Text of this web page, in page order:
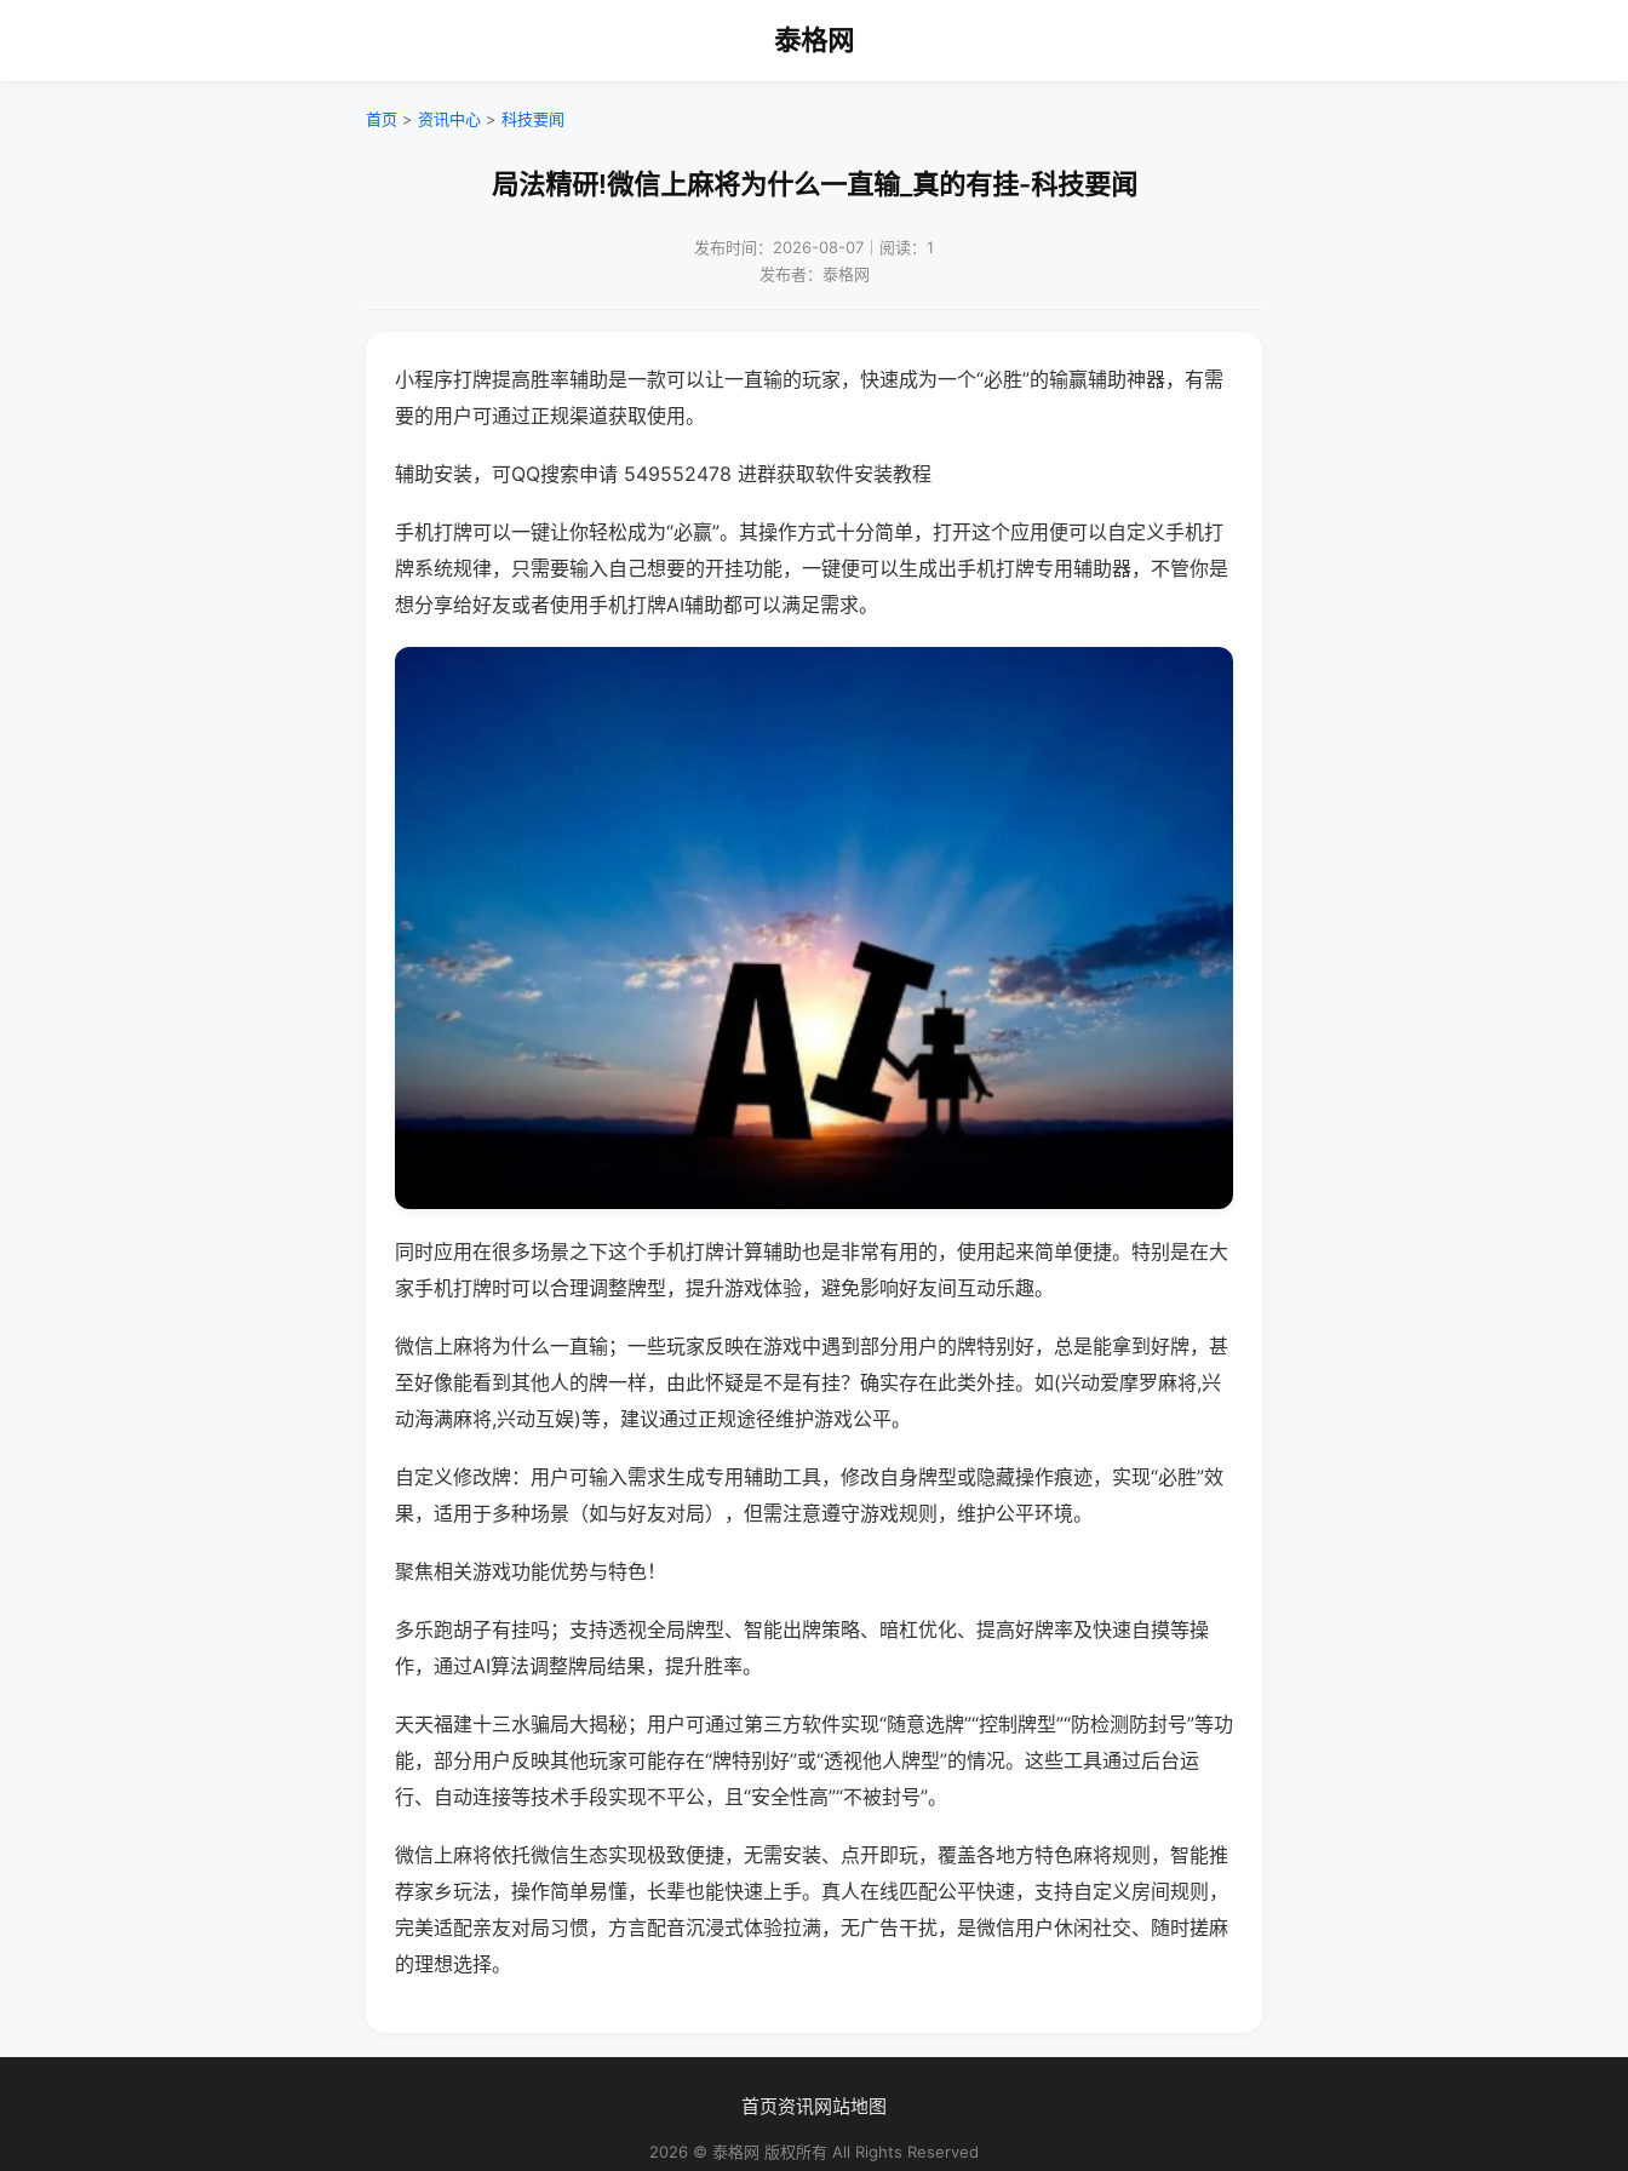
泰格网
首页 > 资讯中心 > 科技要闻
局法精研!微信上麻将为什么一直输_真的有挂-科技要闻
发布时间：2026-08-07｜阅读：1
发布者：泰格网
小程序打牌提高胜率辅助是一款可以让一直输的玩家，快速成为一个“必胜”的输赢辅助神器，有需
要的用户可通过正规渠道获取使用。
辅助安装，可QQ搜索申请 549552478 进群获取软件安装教程
手机打牌可以一键让你轻松成为“必赢”。其操作方式十分简单，打开这个应用便可以自定义手机打
牌系统规律，只需要输入自己想要的开挂功能，一键便可以生成出手机打牌专用辅助器，不管你是
想分享给好友或者使用手机打牌AI辅助都可以满足需求。
同时应用在很多场景之下这个手机打牌计算辅助也是非常有用的，使用起来简单便捷。特别是在大
家手机打牌时可以合理调整牌型，提升游戏体验，避免影响好友间互动乐趣。
微信上麻将为什么一直输；一些玩家反映在游戏中遇到部分用户的牌特别好，总是能拿到好牌，甚
至好像能看到其他人的牌一样，由此怀疑是不是有挂？确实存在此类外挂。如(兴动爱摩罗麻将,兴
动海满麻将,兴动互娱)等，建议通过正规途径维护游戏公平。
自定义修改牌：用户可输入需求生成专用辅助工具，修改自身牌型或隐藏操作痕迹，实现“必胜”效
果，适用于多种场景（如与好友对局），但需注意遵守游戏规则，维护公平环境。
聚焦相关游戏功能优势与特色！
多乐跑胡子有挂吗；支持透视全局牌型、智能出牌策略、暗杠优化、提高好牌率及快速自摸等操
作，通过AI算法调整牌局结果，提升胜率。
天天福建十三水骗局大揭秘；用户可通过第三方软件实现“随意选牌”“控制牌型”“防检测防封号”等功
能，部分用户反映其他玩家可能存在“牌特别好”或“透视他人牌型”的情况。这些工具通过后台运
行、自动连接等技术手段实现不平公，且“安全性高”“不被封号”。
微信上麻将依托微信生态实现极致便捷，无需安装、点开即玩，覆盖各地方特色麻将规则，智能推
荐家乡玩法，操作简单易懂，长辈也能快速上手。真人在线匹配公平快速，支持自定义房间规则，
完美适配亲友对局习惯，方言配音沉浸式体验拉满，无广告干扰，是微信用户休闲社交、随时搓麻
的理想选择。
首页资讯网站地图
2026 © 泰格网 版权所有 All Rights Reserved